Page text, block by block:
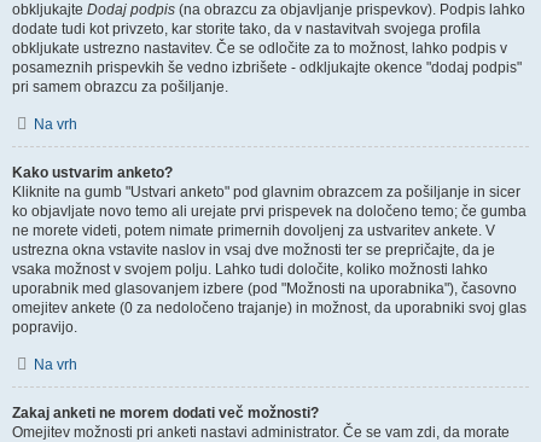
obkljukajte Dodaj podpis (na obrazcu za objavljanje prispevkov). Podpis lahko
dodate tudi kot privzeto, kar storite tako, da v nastavitvah svojega profila
obkljukate ustrezno nastavitev. Če se odločite za to možnost, lahko podpis v
posameznih prispevkih še vedno izbrišete - odkljukajte okence "dodaj podpis"
pri samem obrazcu za pošiljanje.
Na vrh
Kako ustvarim anketo?
Kliknite na gumb "Ustvari anketo" pod glavnim obrazcem za pošiljanje in sicer
ko objavljate novo temo ali urejate prvi prispevek na določeno temo; če gumba
ne morete videti, potem nimate primernih dovoljenj za ustvaritev ankete. V
ustrezna okna vstavite naslov in vsaj dve možnosti ter se prepričajte, da je
vsaka možnost v svojem polju. Lahko tudi določite, koliko možnosti lahko
uporabnik med glasovanjem izbere (pod "Možnosti na uporabnika"), časovno
omejitev ankete (0 za nedoločeno trajanje) in možnost, da uporabniki svoj glas
popravijo.
Na vrh
Zakaj anketi ne morem dodati več možnosti?
Omejitev možnosti pri anketi nastavi administrator. Če se vam zdi, da morate